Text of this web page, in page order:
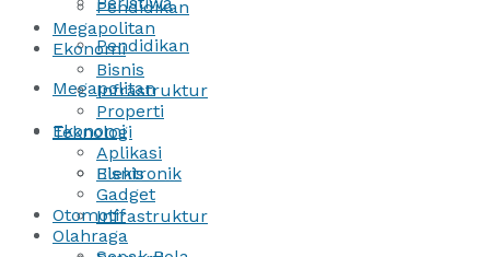
Pendidikan
Megapolitan
Ekonomi
Bisnis
Infrastruktur
Pendidikan
Megapolitan
Ekonomi
Bisnis
Infrastruktur
Properti
Teknologi
Aplikasi
Elektronik
Gadget
Otomotif
Olahraga